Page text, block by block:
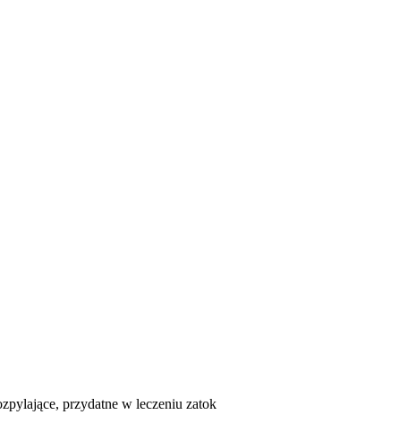
przydatne w leczeniu zatok